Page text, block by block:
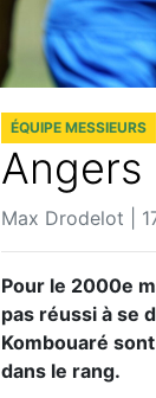
ÉQUIPE MESSIEURS
Max Drodelot |
Pour le 2000e
pas réussi à se
Kombouaré
dans le rang.